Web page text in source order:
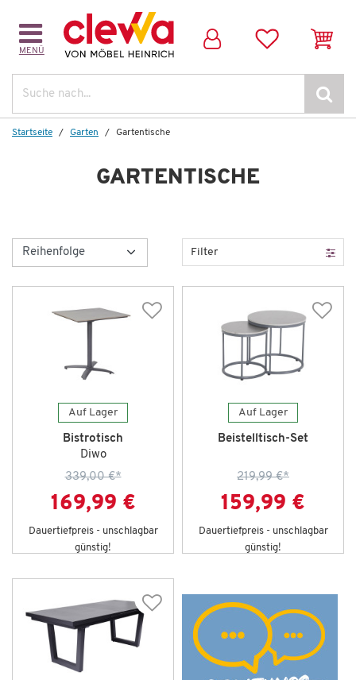
MENÜ
Startseite Garten Gartentische
GARTENTISCHE
Filter
Auf Lager
Bistrotisch
Diwo
339,00 €*
169,99 €
Dauertiefpreis - unschlagbar
günstig!
Auf Lager
Beistelltisch-Set
219,99 €*
159,99 €
Dauertiefpreis - unschlagbar
günstig!